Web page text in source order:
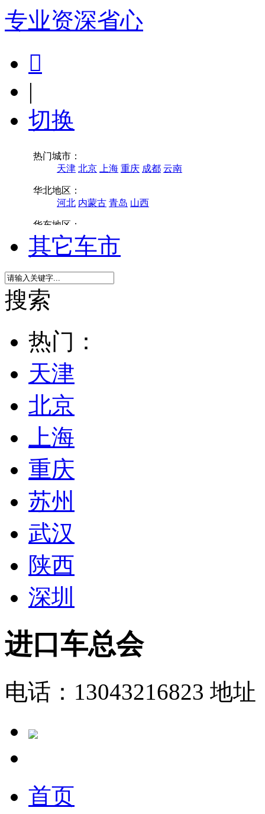
专业资深省心

|
切换
其它车市
搜索
热门：
天津
北京
上海
重庆
苏州
武汉
陕西
深圳
进口车总会
电话：13043216823 地址
首页